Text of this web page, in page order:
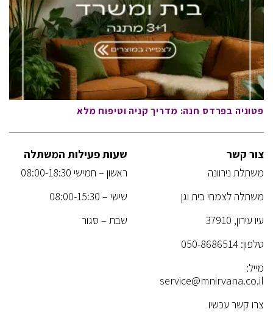
פטוניה בפרדס חנה: מדריך קניה וטיפוח מלא
צור קשר
משתלת נירוונה
משתלה לצמחי בית וגן
עיו עירון, 37910
טלפון: 050-8686514
מייל:
service@mnirvana.co.il
צרו קשר עכשיו
שעות פעילות המשתלה
ראשון – חמישי 08:00-18:30
שישי – 08:00-15:30
שבת – סגור